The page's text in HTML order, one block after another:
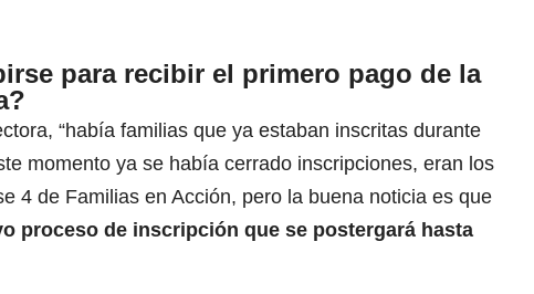
para recibir el primero pago de la
“había familias que ya estaban inscritas durante
momento ya se había cerrado inscripciones, eran los
4 de Familias en Acción, pero la buena noticia es que
proceso de inscripción que se postergará hasta